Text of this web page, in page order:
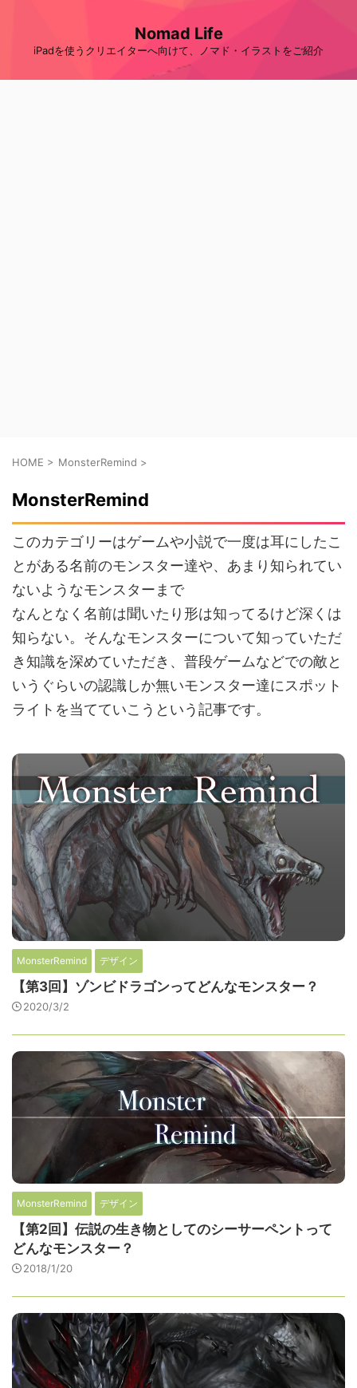
Nomad Life
iPadを使うクリエイターへ向けて、ノマド・イラストをご紹介
HOME > MonsterRemind >
MonsterRemind
このカテゴリーはゲームや小説で一度は耳にしたこ
とがある名前のモンスター達や、あまり知られてい
ないようなモンスターまで
なんとなく名前は聞いたり形は知ってるけど深くは
知らない。そんなモンスターについて知っていただ
き知識を深めていただき、普段ゲームなどでの敵と
いうぐらいの認識しか無いモンスター達にスポット
ライトを当てていこうという記事です。
MonsterRemind デザイン
【第3回】ゾンビドラゴンってどんなモンスター？
2020/3/2
MonsterRemind デザイン
【第2回】伝説の生き物としてのシーサーペントって
どんなモンスター？
2018/1/20